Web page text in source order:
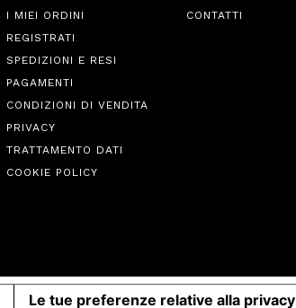
I MIEI ORDINI
REGISTRATI
SPEDIZIONI E RESI
PAGAMENTI
CONDIZIONI DI VENDITA
PRIVACY
TRATTAMENTO DATI
COOKIE POLICY
CONTATTI
Le tue preferenze relative alla privacy